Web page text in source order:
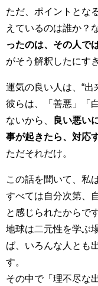
ただ、ポイントとな
えているのは誰か？
ったのは、その人で
がそう解釈したにす
運気の良い人は、“出
彼らは、「善悪」「
ないから、
良い悪い
事が起きたら、対応
ただそれだけ。
この話を聞いて、私
すべては自分次第、
と感じられたからです
地球は二元性を学ぶ
ば、いろんな人とも
す。
その中で「理不尽な